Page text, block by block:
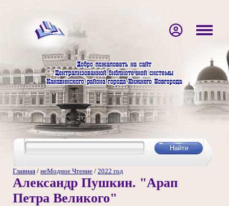
Главная / неМодное Чтение / 2022 год
Александр Пушкин. "Арап
Петра Великого"